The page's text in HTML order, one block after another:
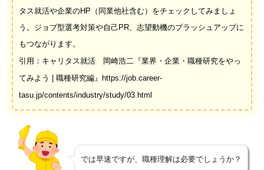
タス就活や企業のHP（同業他社含む）をチェックしてみましょ
う。ジョブ型選考対策や自己PR、志望動機のブラッシュアップに
もつながります。
引用：キャリタス就活 岡崎浩二『業界・企業・職種研究をやっ
てみよう | 職種研究編』https://job.career-
tasu.jp/contents/industry/study/03.html
では早速ですが、職種理解は必要でしょうか？